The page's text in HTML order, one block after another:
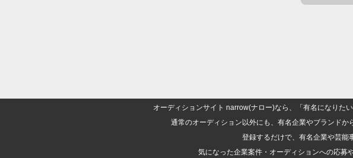
オーディションサイト narrow(ナロー)なら、「有名になりた
通常のオーディション以外にも、有名企業やブランド
登録するだけで、有名企業や芸能
気になった企業案件・オーディションへの応募